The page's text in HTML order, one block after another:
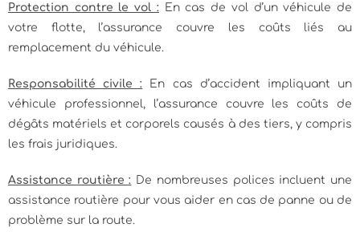
Protection contre le vol : En cas de vol d’un véhicule de
votre flotte, l’assurance couvre les coûts liés au
remplacement du véhicule.
Responsabilité civile : En cas d’accident impliquant un
véhicule professionnel, l’assurance couvre les coûts de
dégâts matériels et corporels causés à des tiers, y compris
les frais juridiques.
Assistance routière : De nombreuses polices incluent une
assistance routière pour vous aider en cas de panne ou de
problème sur la route.